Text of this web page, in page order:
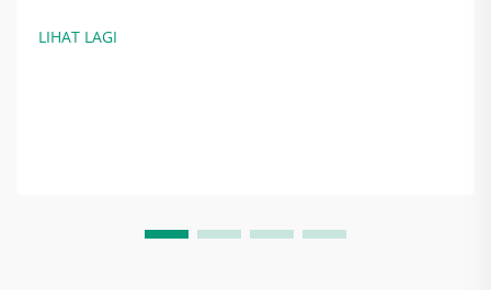
meminimumkan pencemaran zarah terampai di udara
LIHAT LAGI